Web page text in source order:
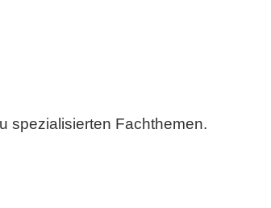
spezialisierten Fachthemen.